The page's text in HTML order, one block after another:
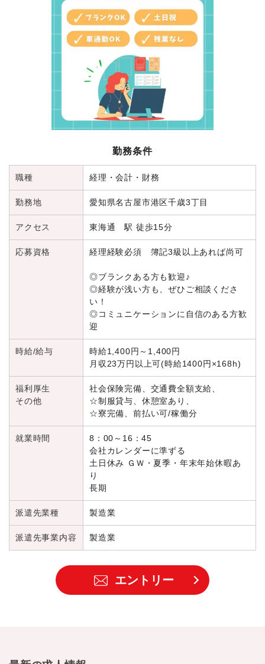
勤務条件
職種 経理・会計・財務
勤務地 愛知県名古屋市港区千歳3丁目
アクセス 東海通 駅 徒歩15分
応募資格 経理経験必須 簿記3級以上あれば尚可
◎ブランクある方も歓迎♪
◎経験が浅い方も、ぜひご相談くださ
い！
◎コミュニケーションに自信のある方歓
迎
時給/給与
時給1,400円～1,400円
月収23万円以上可(時給1400円×168h)
福利厚生
その他
社会保険完備、交通費全額支給、
☆制服貸与、休憩室あり、
☆寮完備、前払い可/稼働分
就業時間
8：00～16：45
会社カレンダーに準ずる
土日休み ＧＷ・夏季・年末年始休暇あ
り
長期
派遣先業種 製造業
派遣先事業内容 製造業
エントリー